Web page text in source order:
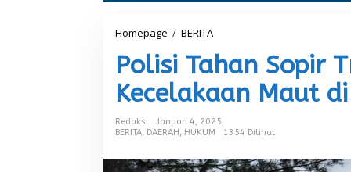
Homepage / BERITA
i
s
i
T
a
a
Polisi Tahan Sopir
Kecelakaan Maut
Redaksi
Januari 4, 2025
BERITA, DAERAH, HUKUM 1354 Dilihat